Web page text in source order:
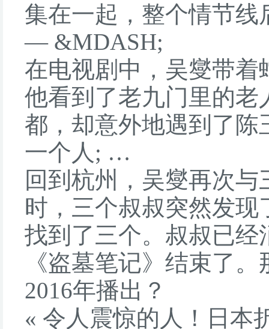
集在一起，整个情节
— &MDASH;
在电视剧中，吴燮带
他看到了老九门里的
都，却意外地遇到了陈
一个人; …
回到杭州，吴燮再次
时，三个叔叔突然发
找到了三个。叔叔已
《盗墓笔记》结束了
2016年播出？
« 令人震惊的人！日本